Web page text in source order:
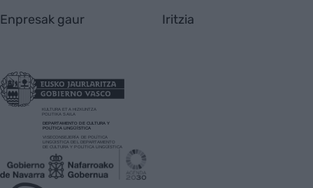
Enpresak gaur Iritzia